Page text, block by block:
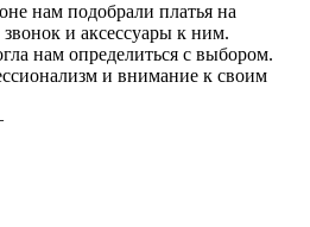
нам подобрали платья на
и аксессуары к ним.
нам определиться с выбором.
и внимание к своим